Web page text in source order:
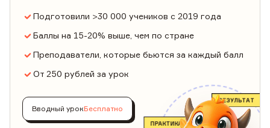
Подготовили >30 000 учеников с 2019 года
Баллы на 15-20% выше, чем по стране
Преподаватели, которые бьются за каждый балл
От 250 рублей за урок
Вводный урокБесплатно
ПРАКТИКА
РЕЗУЛЬТАТ